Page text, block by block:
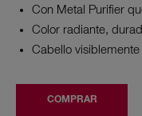
Con Metal Purifier
Color radiante,
Cabello
COMPRAR